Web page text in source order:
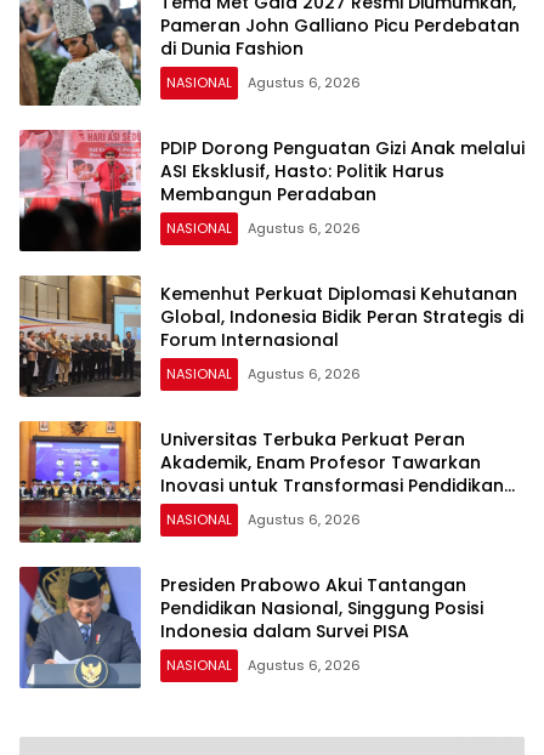
Pameran John Galliano Picu Perdebatan
di Dunia Fashion
NASIONAL Agustus 6, 2026
PDIP Dorong Penguatan Gizi Anak melalui
ASI Eksklusif, Hasto: Politik Harus
Membangun Peradaban
NASIONAL Agustus 6, 2026
Kemenhut Perkuat Diplomasi Kehutanan
Global, Indonesia Bidik Peran Strategis di
Forum Internasional
NASIONAL Agustus 6, 2026
Universitas Terbuka Perkuat Peran
Akademik, Enam Profesor Tawarkan
Inovasi untuk Transformasi Pendidikan
dan Pelayanan Publik
NASIONAL Agustus 6, 2026
Presiden Prabowo Akui Tantangan
Pendidikan Nasional, Singgung Posisi
Indonesia dalam Survei PISA
NASIONAL Agustus 6, 2026